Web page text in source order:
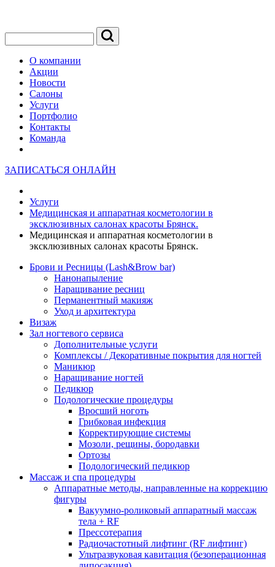
О компании
Акции
Новости
Салоны
Услуги
Портфолио
Контакты
Команда
ЗАПИСАТЬСЯ ОНЛАЙН
Услуги
Медицинская и аппаратная косметологии в
эксклюзивных салонах красоты Брянск.
Медицинская и аппаратная косметологии в
эксклюзивных салонах красоты Брянск.
Брови и Ресницы (Lash&Brow bar)
Нанонапыление
Наращивание ресниц
Перманентный макияж
Уход и архитектура
Визаж
Зал ногтевого сервиса
Дополнительные услуги
Комплексы / Декоративные покрытия для ногтей
Маникюр
Наращивание ногтей
Педикюр
Подологические процедуры
Вросший ноготь
Грибковая инфекция
Корректирующие системы
Мозоли, рещины, бородавки
Ортозы
Подологический педикюр
Массаж и спа процедуры
Аппаратные методы, направленные на коррекцию
фигуры
Вакуумно-роликовый аппаратный массаж
тела + RF
Прессотерапия
Радиочастотный лифтинг (RF лифтинг)
Ультразвуковая кавитация (безоперационная